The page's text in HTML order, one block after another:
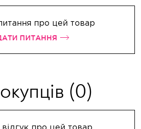
про цей товар
ПИТАННЯ
(0)
про цей товар